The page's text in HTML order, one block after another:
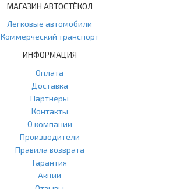
МАГАЗИН АВТОСТЁКОЛ
Легковые автомобили
Коммерческий транспорт
ИНФОРМАЦИЯ
Оплата
Доставка
Партнеры
Контакты
О компании
Производители
Правила возврата
Гарантия
Акции